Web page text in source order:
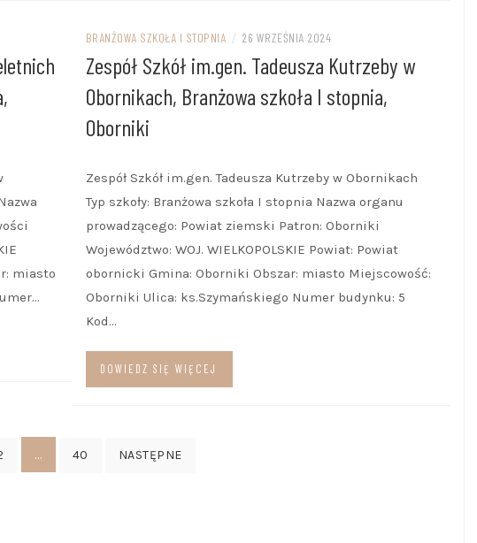
miasto
BRANŻOWA SZKOŁA I STOPNIA / 26 WRZEŚNIA 2024
Zespół Szkół im.gen. Tadeusza Kutrzeby w
Obornikach, Branżowa szkoła I stopnia,
Oborniki
Zespół Szkół im.gen. Tadeusza Kutrzeby w Obornikach
Typ szkoły: Branżowa szkoła I stopnia Nazwa organu
prowadzącego: Powiat ziemski Patron: Oborniki
Województwo: WOJ. WIELKOPOLSKIE Powiat: Powiat
obornicki Gmina: Oborniki Obszar: miasto Miejscowość:
Oborniki Ulica: ks.Szymańskiego Numer budynku: 5
Kod…
DOWIEDZ SIĘ WIĘCEJ
… 40 NASTĘPNE